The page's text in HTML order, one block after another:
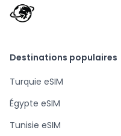
Destinations populaires
Turquie eSIM
Égypte eSIM
Tunisie eSIM